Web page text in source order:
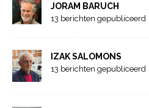
JORAM BARUCH
13 berichten gepubliceerd
IZAK SALOMONS
13 berichten gepubliceerd